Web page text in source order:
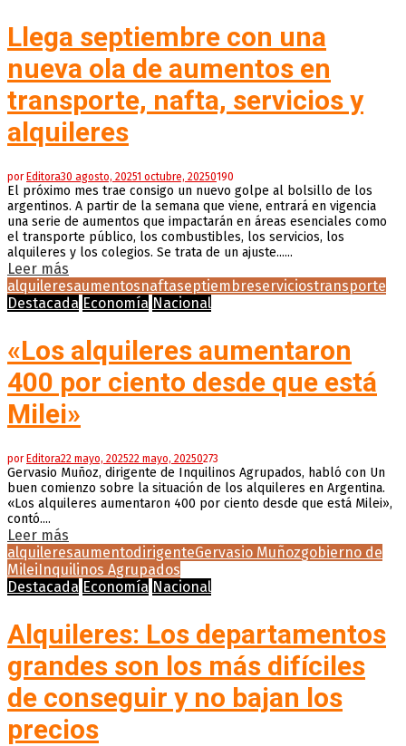
Llega septiembre con una
nueva ola de aumentos en
transporte, nafta, servicios y
alquileres
por Editora30 agosto, 20251 octubre, 20250190
El próximo mes trae consigo un nuevo golpe al bolsillo de los
argentinos. A partir de la semana que viene, entrará en vigencia
una serie de aumentos que impactarán en áreas esenciales como
el transporte público, los combustibles, los servicios, los
alquileres y los colegios. Se trata de un ajuste......
Leer más
alquileresaumentosnaftaseptiembreserviciostransporte
Destacada Economía Nacional
«Los alquileres aumentaron
400 por ciento desde que está
Milei»
porEditora22 mayo, 202522 mayo, 20250273
Gervasio Muñoz, dirigente de Inquilinos Agrupados, habló con Un
buen comienzo sobre la situación de los alquileres en Argentina.
«Los alquileres aumentaron 400 por ciento desde que está Milei»,
contó....
Leer más
alquileresaumentodirigenteGervasio Muñozgobierno de
MileiInquilinos Agrupados
Destacada Economía Nacional
Alquileres: Los departamentos
grandes son los más difíciles
de conseguir y no bajan los
precios